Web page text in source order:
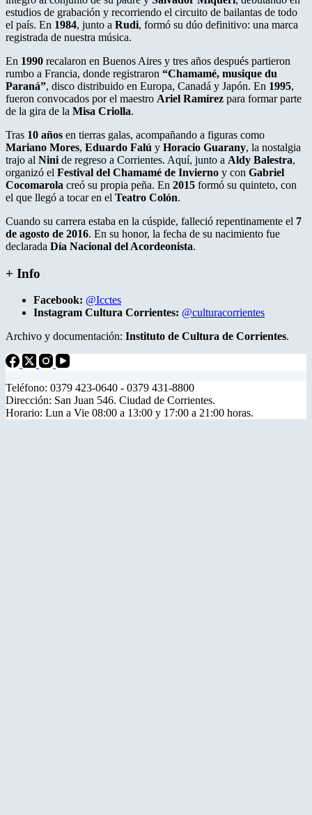
estudios de grabación y recorriendo el circuito de bailantas de todo
el país. En 1984, junto a Rudi, formó su dúo definitivo: una marca
registrada de nuestra música.
En 1990 recalaron en Buenos Aires y tres años después partieron
rumbo a Francia, donde registraron “Chamamé, musique du
Paraná”, disco distribuido en Europa, Canadá y Japón. En 1995,
fueron convocados por el maestro Ariel Ramírez para formar parte
de la gira de la Misa Criolla.
Tras 10 años en tierras galas, acompañando a figuras como
Mariano Mores, Eduardo Falú y Horacio Guarany, la nostalgia
trajo al Nini de regreso a Corrientes. Aquí, junto a Aldy Balestra,
organizó el Festival del Chamamé de Invierno y con Gabriel
Cocomarola creó su propia peña. En 2015 formó su quinteto, con
el que llegó a tocar en el Teatro Colón.
Cuando su carrera estaba en la cúspide, falleció repentinamente el 7
de agosto de 2016. En su honor, la fecha de su nacimiento fue
declarada Día Nacional del Acordeonista.
+ Info
Facebook: @Icctes
Instagram Cultura Corrientes: @culturacorrientes
Archivo y documentación: Instituto de Cultura de Corrientes.
Teléfono: 0379 423-0640 - 0379 431-8800
Dirección: San Juan 546. Ciudad de Corrientes.
Horario: Lun a Vie 08:00 a 13:00 y 17:00 a 21:00 horas.